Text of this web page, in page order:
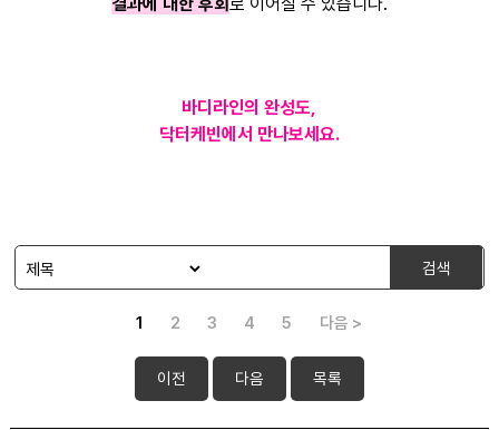
바디라인의 완성도,
닥터케빈에서 만나보세요.
검색
1 2 3 4 5 다음 >
이전 다음 목록